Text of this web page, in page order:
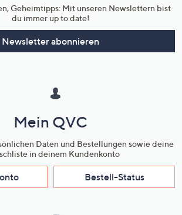
Geheimtipps: Mit unseren Newslettern bist
du immer up to date!
Newsletter abonnieren
Mein QVC
Daten und Bestellungen sowie deine
in deinem Kundenkonto
Bestell-Status